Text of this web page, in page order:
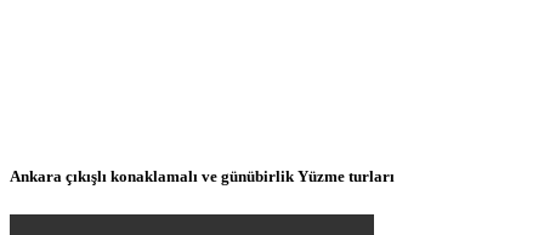
Ankara çıkışlı konaklamalı ve günübirlik Yüzme turları